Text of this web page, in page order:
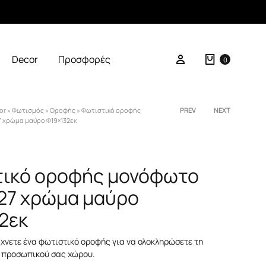
Decor Προσφορές Σύνδεση Καλάθι
0
» Φωτισμός » Οροφής » Φωτιστικό οροφής
μαύρο Φ19×132εκ
Product
PREV NEXT
οροφής μονόφωτο
χρώμα μαύρο
ένα φωτιστικό οροφής για να ολοκληρώσετε τη
προσωπικού σας χώρου.